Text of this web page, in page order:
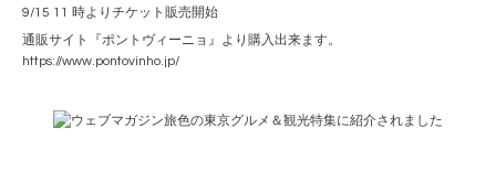
9/15 11 時よりチケット販売開始
通販サイト『ポントヴィーニョ』より購入出来ます。
https://www.pontovinho.jp/